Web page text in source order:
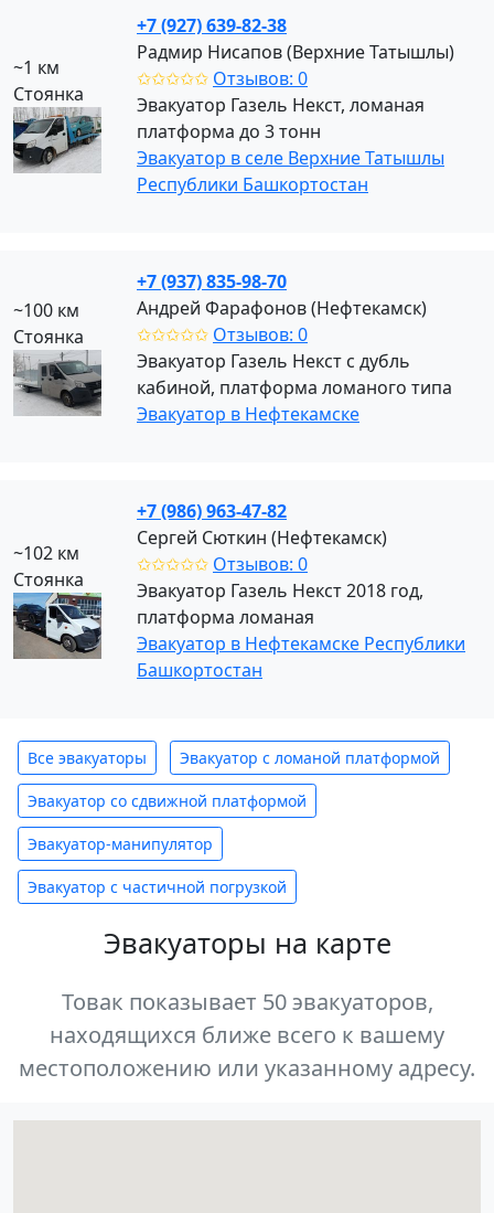
~1 км
Стоянка
+7 (927) 639-82-38
Радмир Нисапов (Верхние Татышлы)
✩✩✩✩✩ Отзывов: 0
Эвакуатор Газель Некст, ломаная
платформа до 3 тонн
Эвакуатор в селе Верхние Татышлы
Республики Башкортостан
~100 км
Стоянка
+7 (937) 835-98-70
Андрей Фарафонов (Нефтекамск)
✩✩✩✩✩ Отзывов: 0
Эвакуатор Газель Некст с дубль
кабиной, платформа ломаного типа
Эвакуатор в Нефтекамске
~102 км
Стоянка
+7 (986) 963-47-82
Сергей Сюткин (Нефтекамск)
✩✩✩✩✩ Отзывов: 0
Эвакуатор Газель Некст 2018 год,
платформа ломаная
Эвакуатор в Нефтекамске Республики
Башкортостан
Все эвакуаторы Эвакуатор с ломаной платформой
Эвакуатор со сдвижной платформой
Эвакуатор-манипулятор
Эвакуатор с частичной погрузкой
Эвакуаторы на карте
Товак показывает 50 эвакуаторов,
находящихся ближе всего к вашему
местоположению или указанному адресу.